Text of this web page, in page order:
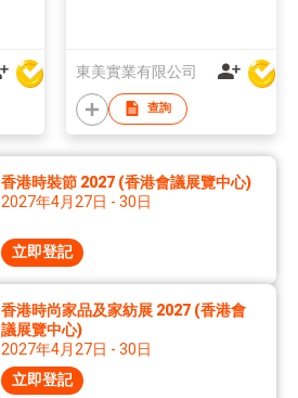
東美實業有限公司
查詢
香港時裝節 2027 (香港會議展覽中心)
2027年4月27日 - 30日
立即登記
香港時尚家品及家紡展 2027 (香港會
議展覽中心)
2027年4月27日 - 30日
立即登記